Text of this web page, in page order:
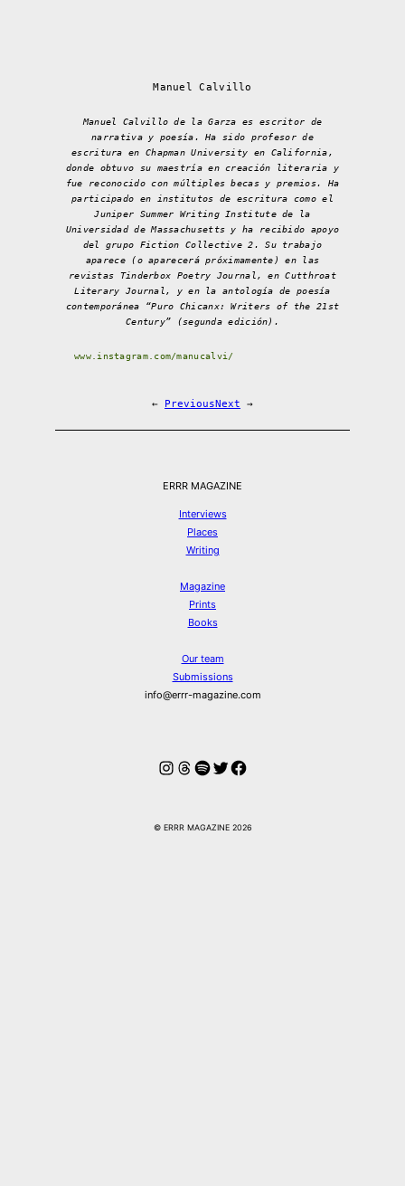
Manuel Calvillo
Manuel Calvillo de la Garza es escritor de
narrativa y poesía. Ha sido profesor de
escritura en Chapman University en California,
donde obtuvo su maestría en creación literaria y
fue reconocido con múltiples becas y premios. Ha
participado en institutos de escritura como el
Juniper Summer Writing Institute de la
Universidad de Massachusetts y ha recibido apoyo
del grupo Fiction Collective 2. Su trabajo
aparece (o aparecerá próximamente) en las
revistas Tinderbox Poetry Journal, en Cutthroat
Literary Journal, y en la antología de poesía
contemporánea “Puro Chicanx: Writers of the 21st
Century” (segunda edición).
www.instagram.com/manucalvi/
← PreviousNext →
ERRR MAGAZINE
Interviews
Places
Writing
Magazine
Prints
Books
Our team
Submissions
info@errr-magazine.com
Instagram
Threads
Spotify
Twitter
Facebook
© ERRR MAGAZINE 2026